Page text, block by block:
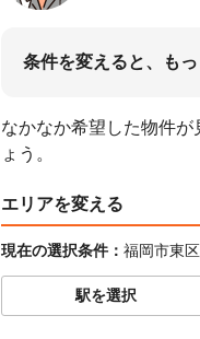
条件を変えると、も
なかなか希望した物件
ょう。
エリアを変える
現在の選択条件： 福岡市東
駅を選択